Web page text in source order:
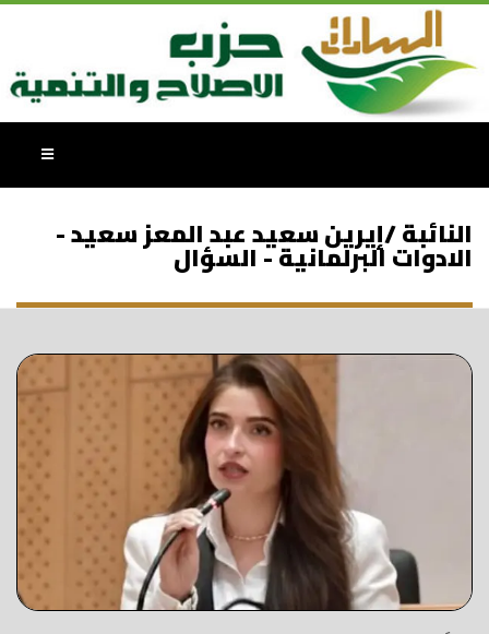
النائبة /إيرين سعيد عبد المعز سعيد -
الادوات البرلمانية - السؤال